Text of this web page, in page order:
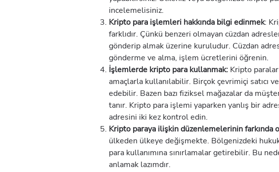
incelemelisiniz.
Kripto para işlemleri hakkında bilgi edinmek:
farklıdır. Çünkü benzeri olmayan cüzdan
gönderip almak üzerine kuruludur. Cüzdan
gönderme ve alma, işlem ücretlerini öğrenin.
İşlemlerde kripto para kullanmak: Kripto
amaçlarla kullanılabilir. Birçok çevrimiçi satıcı
edebilir. Bazen bazı fiziksel mağazalar da
tanır. Kripto para işlemi yaparken yanlış bir
adresini iki kez kontrol edin.
Kripto paraya ilişkin düzenlemelerinin farkında
ülkeden ülkeye değişmekte. Bölgenizdeki
para kullanımına sınırlamalar getirebilir. Bu
anlamak lazımdır.